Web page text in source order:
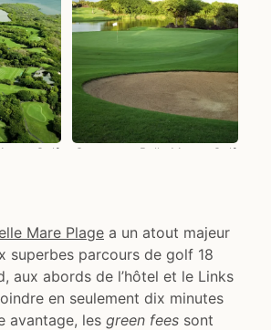
- Golf
Constance Belle Mare - Golf
Mare Plage a un atout majeur
superbes parcours de golf 18
aux abords de l’hôtel et le Links
en seulement dix minutes
avantage, les green fees sont